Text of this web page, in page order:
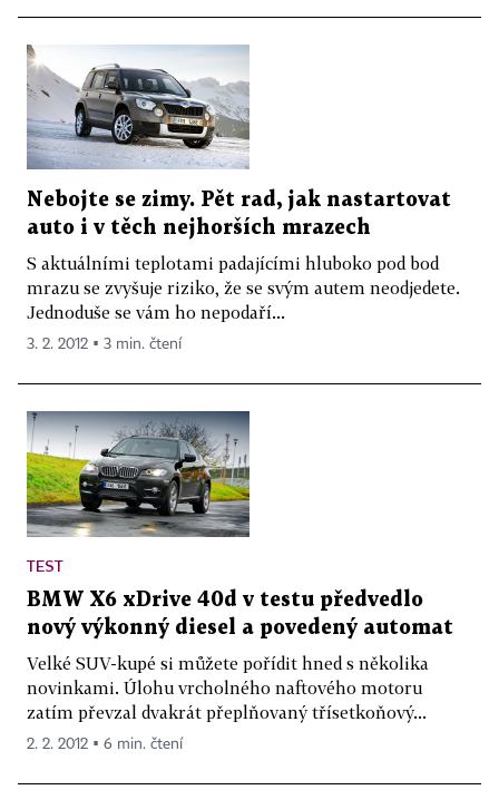
Nebojte se zimy. Pět rad, jak nastartovat
auto i v těch nejhorších mrazech
S aktuálními teplotami padajícími hluboko pod bod
mrazu se zvyšuje riziko, že se svým autem neodjedete.
Jednoduše se vám ho nepodaří...
3. 2. 2012 ▪ 3 min. čtení
TEST
BMW X6 xDrive 40d v testu předvedlo
nový výkonný diesel a povedený automat
Velké SUV-kupé si můžete pořídit hned s několika
novinkami. Úlohu vrcholného naftového motoru
zatím převzal dvakrát přeplňovaný třísetkoňový...
2. 2. 2012 ▪ 6 min. čtení